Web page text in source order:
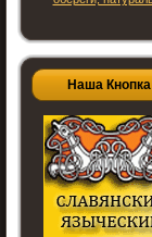
Наша Кнопка